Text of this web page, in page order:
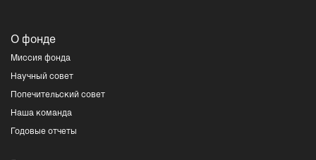
О фонде
Миссия фонда
Научный совет
Попечительский совет
Наша команда
Годовые отчеты